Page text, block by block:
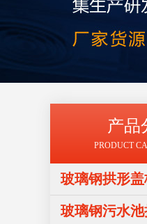
产品
PRODUCT
玻璃钢拱形盖
玻璃钢污水